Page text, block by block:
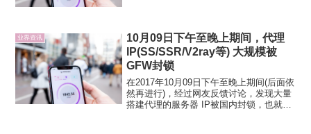
保护。网上有不少...
业界资讯
10月09日下午至晚上期间，代理
IP(SS/SSR/V2ray等) 大规模被
GFW封锁
在2017年10月09日下午至晚上期间(后面依
然再进行)，经过网友反馈讨论，发现大量
搭建代理的服务器 IP被国内封锁，也就是